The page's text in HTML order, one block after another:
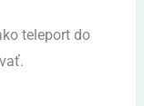
teleport do